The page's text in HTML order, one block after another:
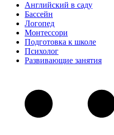
Английский в саду
Бассейн
Логопед
Монтессори
Подготовка к школе
Психолог
Развивающие занятия